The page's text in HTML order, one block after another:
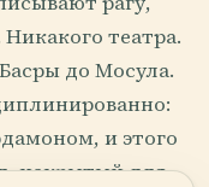
театра.
до Мосула.
и этого
накрытый для